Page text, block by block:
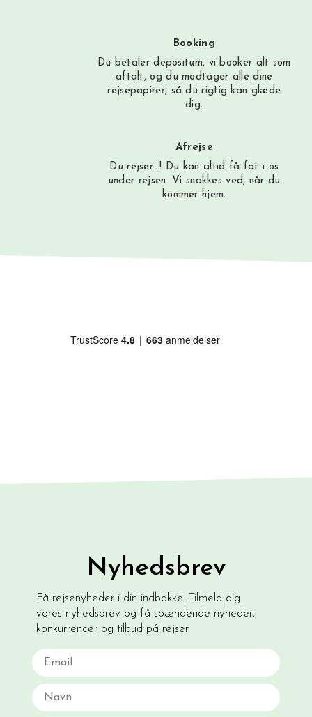
Booking
Du betaler depositum, vi booker alt som
aftalt, og du modtager alle dine
rejsepapirer, så du rigtig kan glæde
dig.
Afrejse
Du rejser…! Du kan altid få fat i os
under rejsen. Vi snakkes ved, når du
kommer hjem.
Nyhedsbrev
Få rejsenyheder i din indbakke. Tilmeld dig
vores nyhedsbrev og få spændende nyheder,
konkurrencer og tilbud på rejser.
Email
Navn